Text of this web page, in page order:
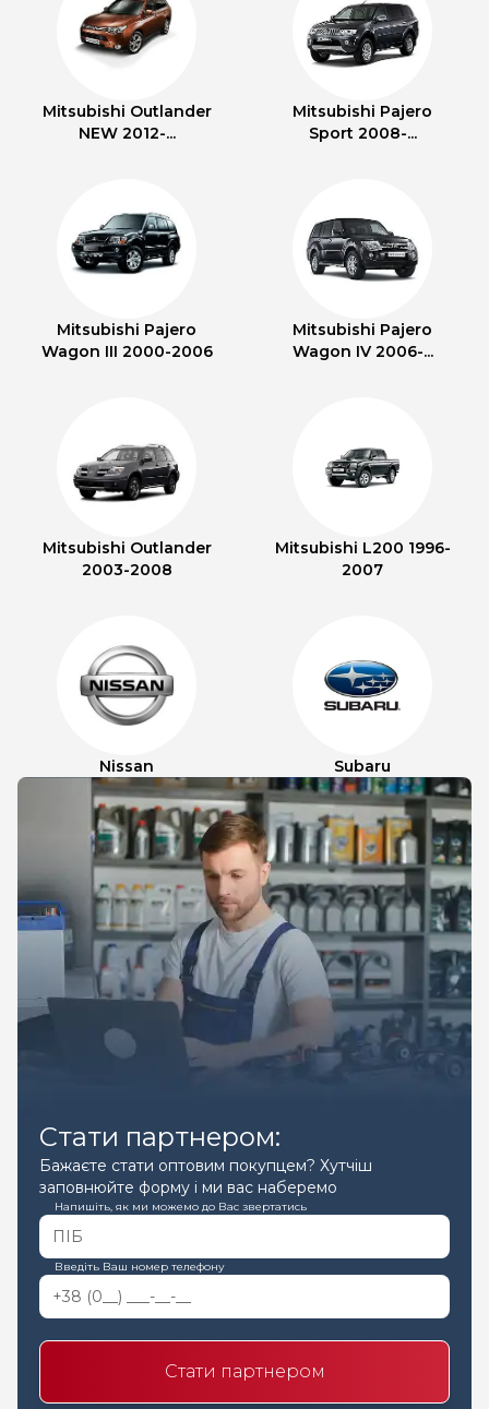
Mitsubishi Outlander
NEW 2012-...
Mitsubishi Pajero
Sport 2008-...
Mitsubishi Pajero
Wagon III 2000-2006
Mitsubishi Pajero
Wagon IV 2006-...
Mitsubishi Outlander
2003-2008
Mitsubishi L200 1996-
2007
Nissan Subaru
Стати партнером:
Бажаєте стати оптовим покупцем? Хутчіш
заповнюйте форму і ми вас наберемо
Напишіть, як ми можемо до Вас звертатись
Введіть Ваш номер телефону
Стати партнером